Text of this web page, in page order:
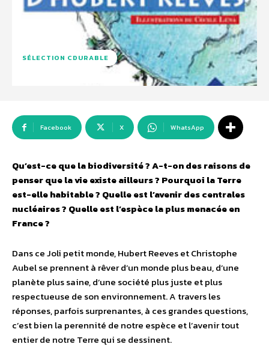
SÉLECTION CDURABLE
Facebook X WhatsApp
Qu’est-ce que la biodiversité ? A-t-on des raisons de
penser que la vie existe ailleurs ? Pourquoi la Terre
est-elle habitable ? Quelle est l’avenir des centrales
nucléaires ? Quelle est l’espèce la plus menacée en
France ?
Dans ce Joli petit monde, Hubert Reeves et Christophe
Aubel se prennent à rêver d’un monde plus beau, d’une
planète plus saine, d’une société plus juste et plus
respectueuse de son environnement. A travers les
réponses, parfois surprenantes, à ces grandes questions,
c’est bien la perennité de notre espèce et l’avenir tout
entier de notre Terre qui se dessinent.